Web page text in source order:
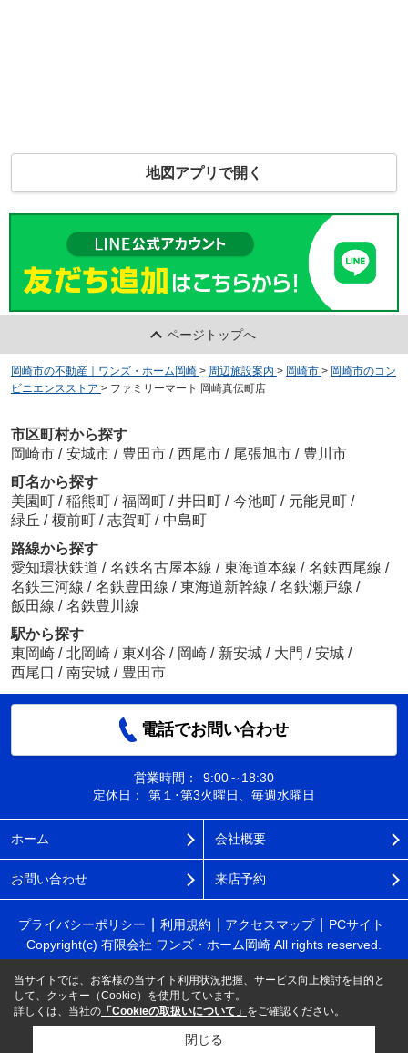
地図アプリで開く
ページトップへ
岡崎市の不動産｜ワンズ・ホーム岡崎 > 周辺施設案内 > 岡崎市 > 岡崎市のコン
ビニエンスストア > ファミリーマート 岡崎真伝町店
市区町村から探す
岡崎市 / 安城市 / 豊田市 / 西尾市 / 尾張旭市 / 豊川市
町名から探す
美園町 / 稲熊町 / 福岡町 / 井田町 / 今池町 / 元能見町 /
緑丘 / 榎前町 / 志賀町 / 中島町
路線から探す
愛知環状鉄道 / 名鉄名古屋本線 / 東海道本線 / 名鉄西尾線 /
名鉄三河線 / 名鉄豊田線 / 東海道新幹線 / 名鉄瀬戸線 /
飯田線 / 名鉄豊川線
駅から探す
東岡崎 / 北岡崎 / 東刈谷 / 岡崎 / 新安城 / 大門 / 安城 /
西尾口 / 南安城 / 豊田市
電話でお問い合わせ
営業時間：
9:00～18:30
定休日：
第１･第3火曜日、毎週水曜日
ホーム 会社概要
お問い合わせ 来店予約
プライバシーポリシー 利用規約 アクセスマップ
PCサイト
Copyright(c) 有限会社 ワンズ・ホーム岡崎 All rights reserved.
当サイトでは、お客様の当サイト利用状況把握、サービス向上検討を目的と
して、クッキー（Cookie）を使用しています。
詳しくは、当社の 「Cookieの取扱いについて」 をご確認ください。
閉じる